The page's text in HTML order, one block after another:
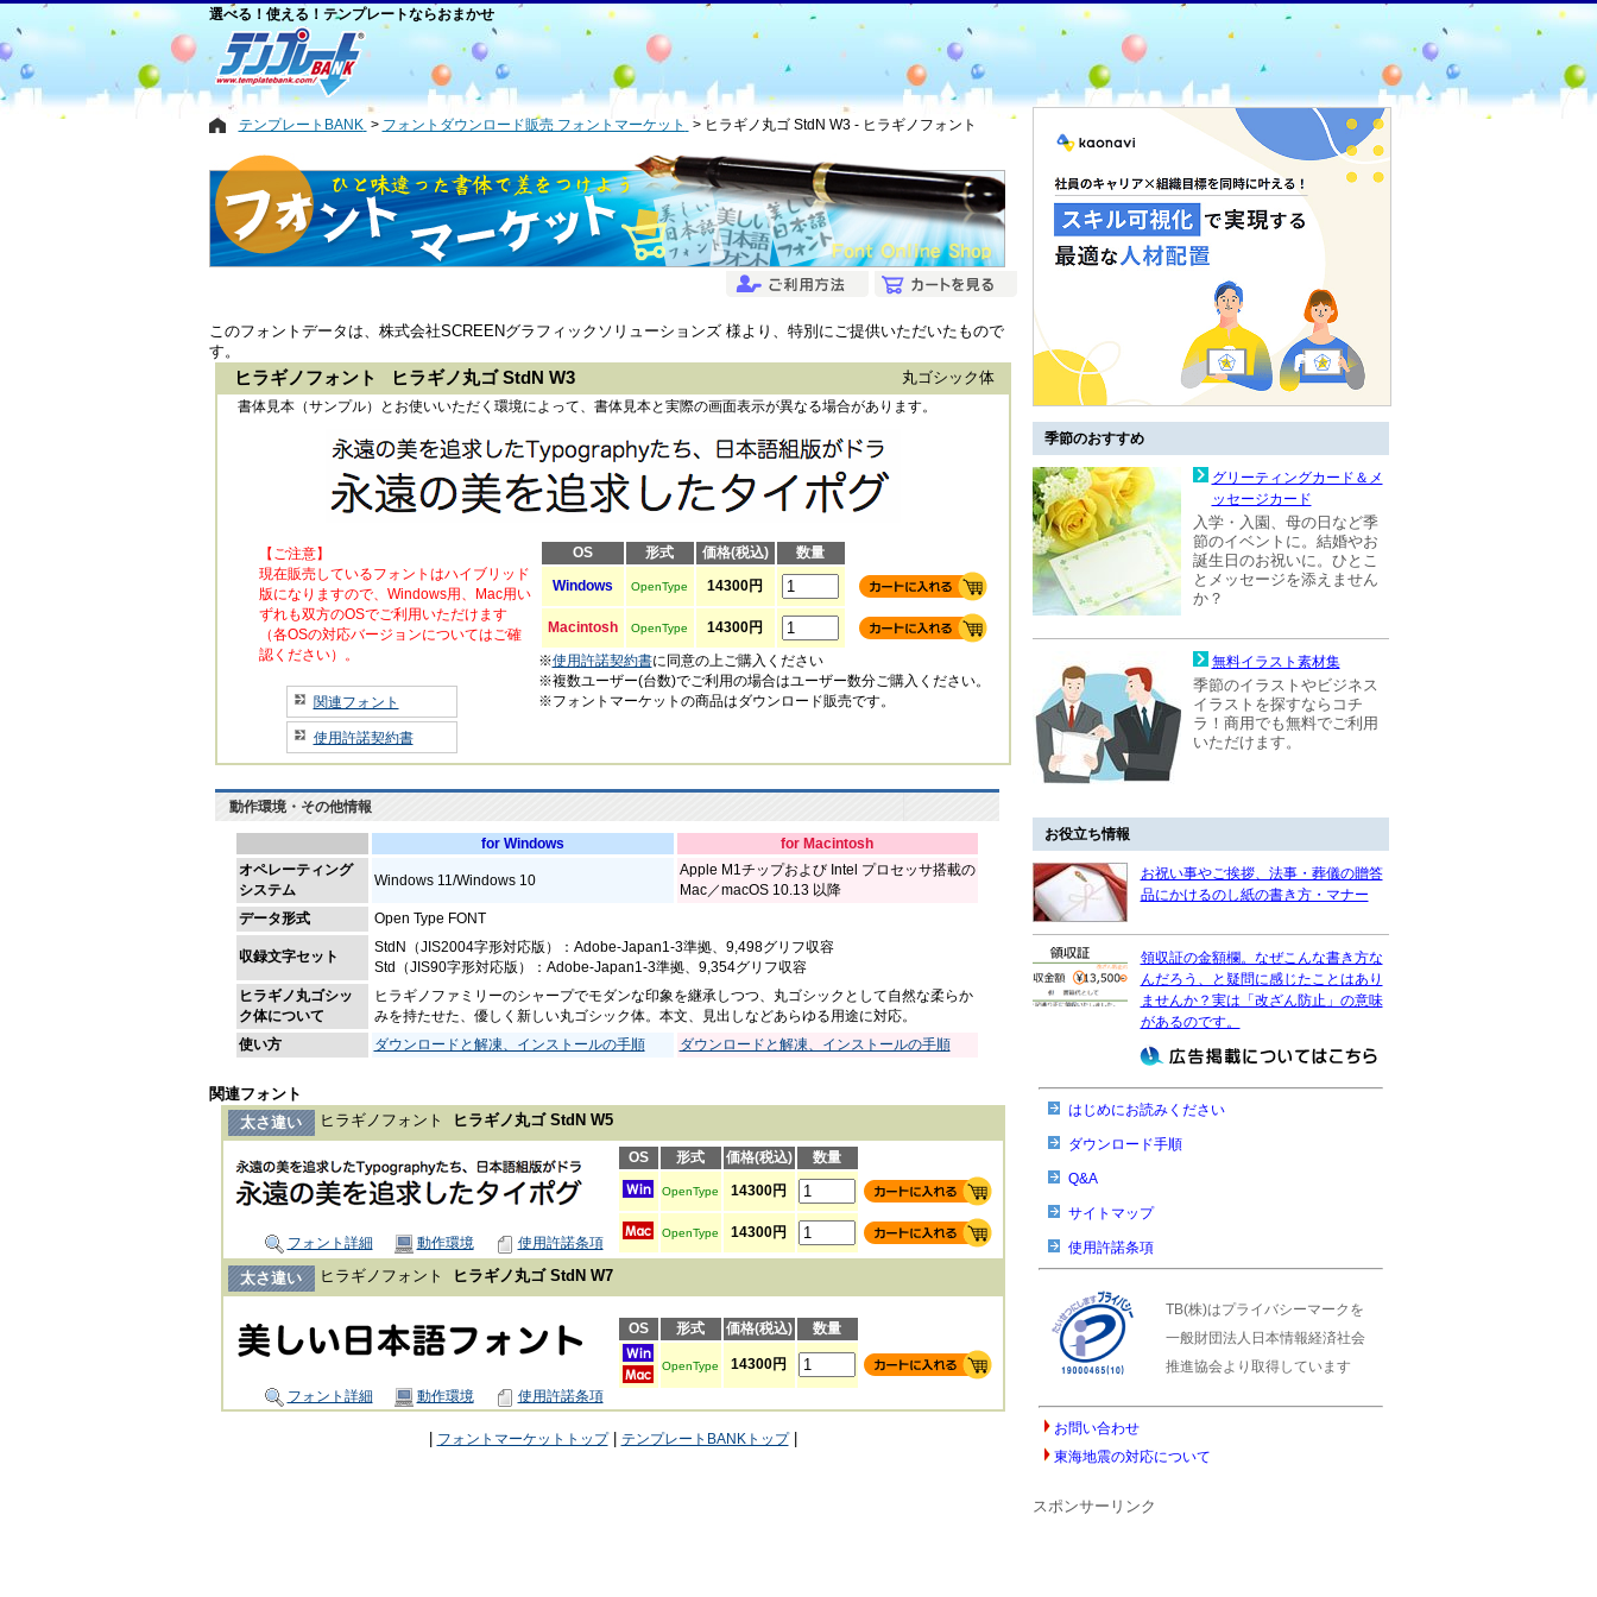
選べる！使える！テンプレートならおまかせ
テンプレートBANK フォントダウンロード販売 フォントマーケット ヒラギノ丸ゴ StdN W3 - ヒラギノフォント
このフォントデータは、株式会社SCREENグラフィックソリューションズ 様より、特別にご提供いただいたもので
す。
ヒラギノフォント ヒラギノ丸ゴ StdN W3 丸ゴシック体
書体見本（サンプル）とお使いいただく環境によって、書体見本と実際の画面表示が異なる場合があります。
【ご注意】
現在販売しているフォントはハイブリッド
版になりますので、Windows用、Mac用い
ずれも双方のOSでご利用いただけます
（各OSの対応バージョンについてはご確
認ください）。
関連フォント
使用許諾契約書
OS 形式 価格(税込)
数量
Windows
OpenType 14300円
Macintosh OpenType
14300円
※使用許諾契約書に同意の上ご購入ください
※複数ユーザー(台数)でご利用の場合はユーザー数分ご購入ください。
※フォントマーケットの商品はダウンロード販売です。
動作環境・その他情報
for Windows
for Macintosh
オペレーティング
システム
Windows 11/Windows 10
Apple M1チップおよび Intel プロセッサ搭載の
Mac／macOS 10.13 以降
データ形式
Open Type FONT
収録文字セット
StdN（JIS2004字形対応版）：Adobe-Japan1-3準拠、9,498グリフ収容
Std（JIS90字形対応版）：Adobe-Japan1-3準拠、9,354グリフ収容
ヒラギノ丸ゴシッ
ク体について
ヒラギノファミリーのシャープでモダンな印象を継承しつつ、丸ゴシックとして自然な柔らか
みを持たせた、優しく新しい丸ゴシック体。本文、見出しなどあらゆる用途に対応。
使い方
ダウンロードと解凍、インストールの手順 ダウンロードと解凍、インストールの手順
関連フォント
太さ違い
ヒラギノフォント ヒラギノ丸ゴ StdN W5
OS 形式 価格(税込) 数量
OpenType 14300円
OpenType 14300円
フォント詳細 動作環境 使用許諾条項
太さ違い ヒラギノフォント ヒラギノ丸ゴ StdN W7
OS 形式 価格(税込) 数量
OpenType
14300円
フォント詳細
動作環境 使用許諾条項
フォントマーケットトップ| テンプレートBANKトップ|
季節のおすすめ
グリーティングカード＆メ
ッセージカード
入学・入園、母の日など季
節のイベントに。結婚やお
誕生日のお祝いに。ひとこ
とメッセージを添えません
か？
無料イラスト素材集
季節のイラストやビジネス
イラストを探すならコチ
ラ！商用でも無料でご利用
いただけます。
お役立ち情報
お祝い事やご挨拶、法事・葬儀の贈答
品にかけるのし紙の書き方・マナー
領収証の金額欄。なぜこんな書き方な
んだろう、と疑問に感じたことはあり
ませんか？実は「改ざん防止」の意味
があるのです。
はじめにお読みください
ダウンロード手順
Q&A
サイトマップ
使用許諾条項
TB(株)はプライバシーマークを
一般財団法人日本情報経済社会
推進協会より取得しています
お問い合わせ
東海地震の対応について
スポンサーリンク